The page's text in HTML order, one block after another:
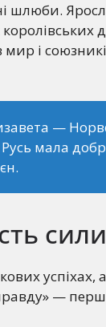
шлюби.
і
—
мала
сили
успіхах,
—